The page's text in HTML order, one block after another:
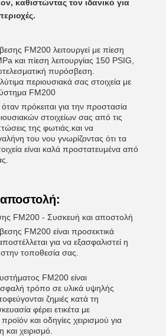
καθιστώντας τον ιδανικό για
FM200 λειτουργεί με πίεση
και πίεση λειτουργίας 150 PSIG,
πυρόσβεση.
περιουσιακά σας στοιχεία με
FM200
πρόκειται για την προστασία
στοιχείων σας από τις
της φωτιάς.και να
του νου γνωρίζοντας ότι τα
είναι καλά προστατευμένα από
FM200 - Συσκευή και αποστολή
FM200 είναι προσεκτικά
για να εξασφαλιστεί η
τοποθεσία σας.
FM200 είναι
τρόπο σε υλικά υψηλής
ζημιές κατά τη
φέρει ετικέτα με
και οδηγίες χειρισμού για
χειρισμό.